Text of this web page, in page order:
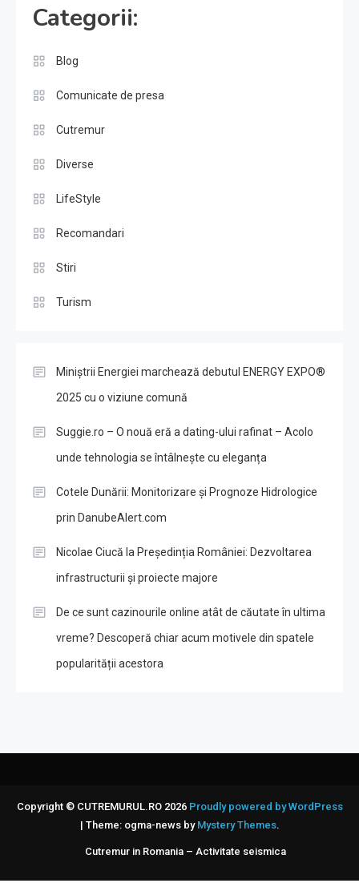
Categorii:
Blog
Comunicate de presa
Cutremur
Diverse
LifeStyle
Recomandari
Stiri
Turism
Miniștrii Energiei marchează debutul ENERGY EXPO®
2025 cu o viziune comună
Suggie.ro – O nouă eră a dating-ului rafinat – Acolo
unde tehnologia se întâlnește cu eleganța
Cotele Dunării: Monitorizare și Prognoze Hidrologice
prin DanubeAlert.com
Nicolae Ciucă la Președinția României: Dezvoltarea
infrastructurii și proiecte majore
De ce sunt cazinourile online atât de căutate în ultima
vreme? Descoperă chiar acum motivele din spatele
popularității acestora
Copyright © CUTREMURUL.RO 2026 Proudly powered by WordPress
| Theme: ogma-news by Mystery Themes.
Cutremur in Romania – Activitate seismica